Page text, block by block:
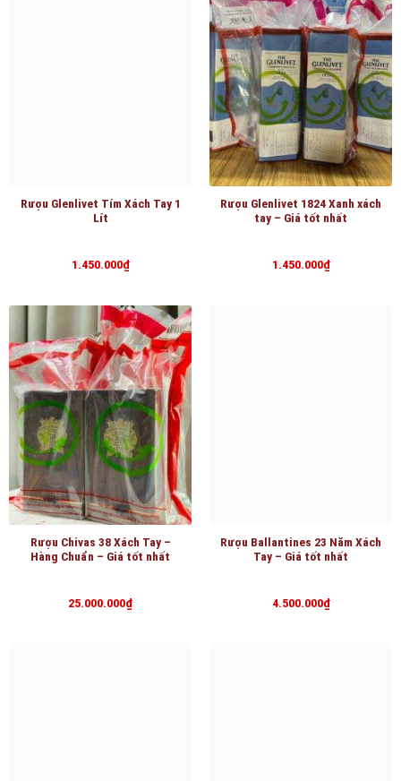
Rượu Glenlivet Tím Xách Tay 1
Lít
1.450.000₫
Rượu Glenlivet 1824 Xanh xách
tay – Giá tốt nhất
1.450.000₫
Rượu Chivas 38 Xách Tay –
Hàng Chuẩn – Giá tốt nhất
25.000.000₫
Rượu Ballantines 23 Năm Xách
Tay – Giá tốt nhất
4.500.000₫